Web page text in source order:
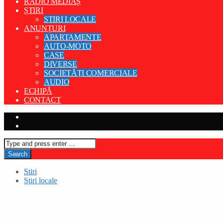
ȘTIRI
STIRI LOCALE
ANUNȚURI
APARTAMENTE
AUTO-MOTO
CASE
DIVERSE
SOCIETĂȚI COMERCIALE
AUDIO
ECHIPĂ
CONTACT
Stiri
Stiri locale